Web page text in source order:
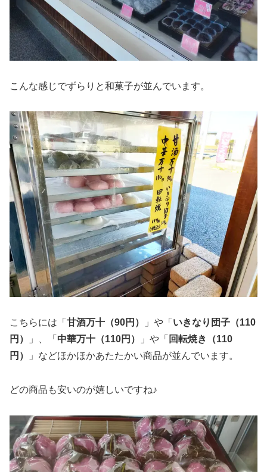
こんな感じでずらりと和菓子が並んでいます。
こちらには「 甘酒万十（90円） 」や「 いきなり団子（110
円）
」、「 中華万十（110円） 」や「 回転焼き（110
円）
」などほかほかあたたかい商品が並んでいます。
どの商品も安いのが嬉しいですね♪